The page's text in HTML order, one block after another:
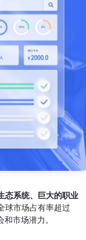
态系统、巨大的职业
球市场占有率超过
市场潜力。